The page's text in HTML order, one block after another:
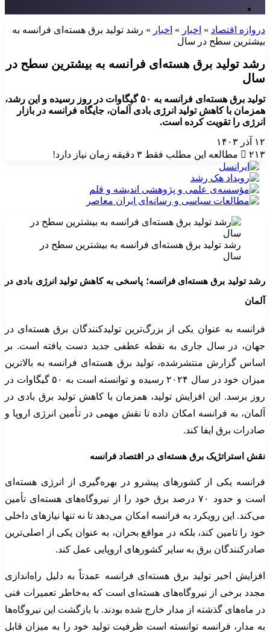
دروازه اقتصاد » اخبار » اخبار » رشد تولید برق هسته‌ای فرانسه به
بیشترین سطح در سال
رشد تولید برق هسته‌ای فرانسه به بیشترین سطح در
سال
تولید برق هسته‌ای فرانسه به ۵۰ گیگاوات در روز رسیده و این رشد،
همزمان با کاهش تولید انرژی بادی آلمان، جایگاه فرانسه در بازار
انرژی را تقویت کرده است.
۱۲ آذر ۱۴۰۳
۲۱۳
مطالعه این مطلب فقط ۳ دقیقه زمان نیاز دارد!
رشد تولید برق هسته‌ای فرانسه به بیشترین سطح در
سال
رشد تولید برق هسته‌ای فرانسه؛ پاسخی به کاهش تولید انرژی بادی در
آلمان
فرانسه به عنوان یکی از بزرگ‌ترین تولیدکنندگان برق هسته‌ای در
جهان، در سال جاری به نقطه عطفی جدید دست یافته است. بر
اساس گزارش منتشرشده، تولید برق هسته‌ای فرانسه به بالاترین
میزان خود در سال ۲۰۲۴ رسیده و توانسته است به ۵۰ گیگاوات در
روز برسد. این افزایش تولید، همزمان با کاهش تولید برق بادی در
آلمان، به فرانسه امکان داده تا نقش مهمی در تأمین انرژی اروپا و
صادرات برق ایفا کند.
نقش استراتژیک برق هسته‌ای در اقتصاد فرانسه
فرانسه یکی از کشورهای پیشرو در بهره‌گیری از انرژی هسته‌ای
است و حدود ۷۰ درصد برق خود را از نیروگاه‌های هسته‌ای تأمین
می‌کند. این رویکرد به فرانسه امکان می‌دهد تا نه تنها نیازهای داخلی
خود را تامین کند، بلکه در مواقع بحران، به عنوان یکی از اصلی‌ترین
صادرکنندگان برق به سایر کشورهای اروپایی عمل کند.
افزایش اخیر تولید برق هسته‌ای فرانسه عمدتاً به دلیل راه‌اندازی
مجدد برخی از نیروگاه‌های هسته‌ای است که به‌خاطر تعمیرات فنی
در ماه‌های گذشته از مدار خارج شده بودند. با بازگشت این نیروگاه‌ها
به مدار، فرانسه توانسته است ظرفیت تولید خود را به میزان قابل